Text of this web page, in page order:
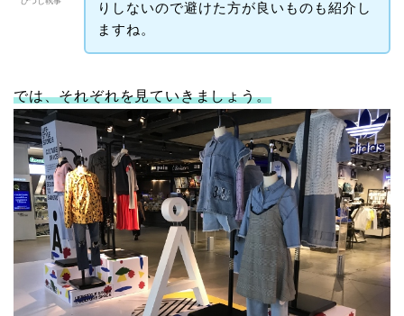
りしないので避けた方が良いものも紹介し
ますね。
では、それぞれを見ていきましょう。